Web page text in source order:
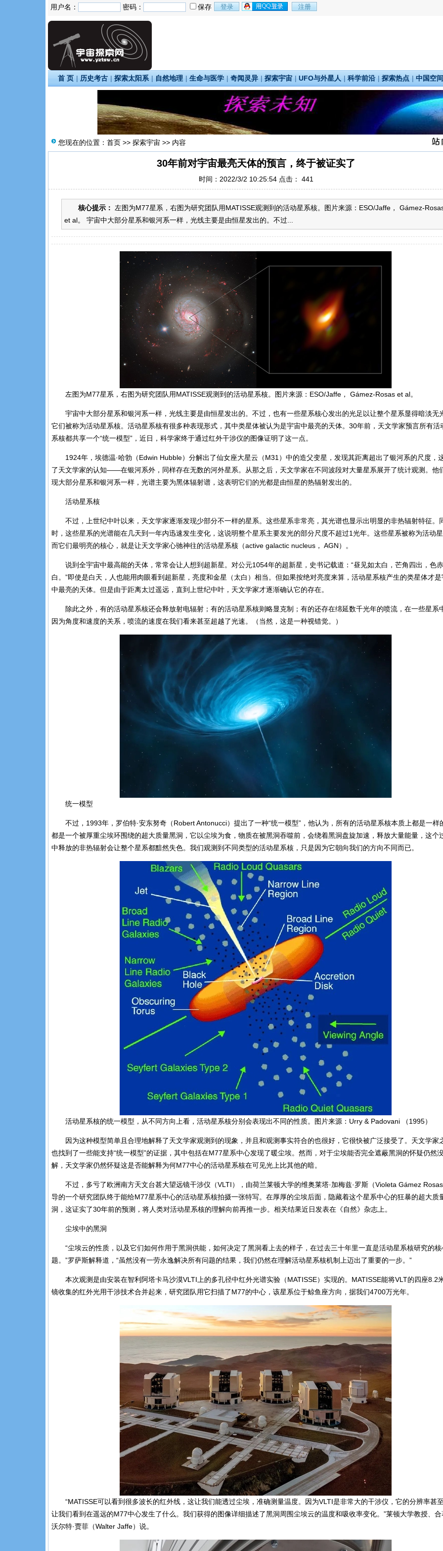
用户名： 密码： 保存
首 页 | 历史考古 | 探索太阳系 | 自然地理 | 生命与医学 | 奇闻灵异 | 探索宇宙 | UFO与外星人 | 科学前沿 | 探索热点 | 中国空
您现在的位置： 首页 >> 探索宇宙 >> 内容
30年前对宇宙最亮天体的预言，终于被证实了
时间：2022/3/2 10:25:54 点击： 441
核心提示：
左图为M77星系，右图为研究团队用MATISSE观测到的活动星系核。图片来源：ESO/Jaffe， Gámez-
et al。 宇宙中大部分星系和银河系一样，光线主要是由恒星发出的。不过...
左图为M77星系，右图为研究团队用MATISSE观测到的活动星系核。图片来源：ESO/Jaffe， Gámez-Rosas et al。
宇宙中大部分星系和银河系一样，光线主要是由恒星发出的。不过，也有一些星系核心发出的光足以让整个星系显得暗淡无
它们被称为活动星系核。活动星系核有很多种表现形式，其中类星体被认为是宇宙中最亮的天体。30年前，天文学家预言所有活
系核都共享一个“统一模型”，近日，科学家终于通过红外干涉仪的图像证明了这一点。
1924年，埃德温·哈勃（Edwin Hubble）分解出了仙女座大星云（M31）中的造父变星，发现其距离超出了银河系的尺度，
了天文学家的认知——在银河系外，同样存在无数的河外星系。从那之后，天文学家在不同波段对大量星系展开了统计观测。他
现大部分星系和银河系一样，光谱主要为黑体辐射谱，这表明它们的光都是由恒星的热辐射发出的。
活动星系核
不过，上世纪中叶以来，天文学家逐渐发现少部分不一样的星系。这些星系非常亮，其光谱也显示出明显的非热辐射特征。
时，这些星系的光谱能在几天到一年内迅速发生变化，这说明整个星系主要发光的部分尺度不超过1光年。这些星系被称为活动星
而它们最明亮的核心，就是让天文学家心驰神往的活动星系核（active galactic nucleus， AGN）。
说到全宇宙中最高能的天体，常常会让人想到超新星。对公元1054年的超新星，史书记载道：“昼见如太白，芒角四出，色赤
白。”即使是白天，人也能用肉眼看到超新星，亮度和金星（太白）相当。但如果按绝对亮度来算，活动星系核产生的类星体才
中最亮的天体。但是由于距离太过遥远，直到上世纪中叶，天文学家才逐渐确认它的存在。
除此之外，有的活动星系核还会释放射电辐射；有的活动星系核则略显克制；有的还存在绵延数千光年的喷流，在一些星系
因为角度和速度的关系，喷流的速度在我们看来甚至超越了光速。（当然，这是一种视错觉。）
统一模型
不过，1993年，罗伯特·安东努奇（Robert Antonucci）提出了一种“统一模型” ，他认为，所有的活动星系核本质上都是一样
都是一个被厚重尘埃环围绕的超大质量黑洞，它以尘埃为食， 物质在被黑洞吞噬前，会绕着黑洞盘旋加速，释放大量能量，这个
中释放的非热辐射会让整个星系都黯然失色。我们观测到不同类型的活动星系核，只是因为它朝向我们的方向不同而已。
活动星系核的统一模型，从不同方向上看，活动星系核分别会表现出不同的性质。图片来源：Urry & Padovani （1995）
因为这种模型简单且合理地解释了天文学家观测到的现象，并且和观测事实符合的也很好，它很快被广泛接受了。天文学家
也找到了一些能支持“统一模型”的证据，其中包括在M77星系中心发现了暖尘埃。然而，对于尘埃能否完全遮蔽黑洞的怀疑仍然
解，天文学家仍然怀疑这是否能解释为何M77中心的活动星系核在可见光上比其他的暗。
不过，多亏了欧洲南方天文台甚大望远镜干涉仪（VLTI），由荷兰莱顿大学的维奥莱塔·加梅兹·罗斯（Violeta Gámez
导的一个研究团队终于能给M77星系中心的活动星系核拍摄一张特写。在厚厚的尘埃后面，隐藏着这个星系中心的狂暴的超大质
洞，这证实了30年前的预测，将人类对活动星系核的理解向前再推一步。相关结果近日发表在 《自然》 杂志上。
尘埃中的黑洞
“尘埃云的性质，以及它们如何作用于黑洞供能，如何决定了黑洞看上去的样子，在过去三十年里一直是活动星系核研究的核
题。 ”罗萨斯解释道，“虽然没有一劳永逸解决所有问题的结果，我们仍然在理解活动星系核机制上迈出了重要的一步。 ”
本次观测是由安装在智利阿塔卡马沙漠VLTI上的多孔径中红外光谱实验（MATISSE）实现的。MATISSE能将VLT的四座8.2
镜收集的红外光用干涉技术合并起来，研究团队用它扫描了M77的中心，该星系位于鲸鱼座方向，据我们4700万光年。
“MATISSE可以看到很多波长的红外线，这让我们能透过尘埃，准确测量温度。因为VLTI是非常大的干涉仪，它的分辨率甚
让我们看到在遥远的M77中心发生了什么。我们获得的图像详细描述了黑洞周围尘埃云的温度和吸收率变化。”莱顿大学教授、合
沃尔特·贾菲（Walter Jaffe）说。